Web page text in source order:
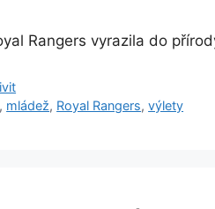
Rangers vyrazila do
, mládež, Royal Rangers,výlety